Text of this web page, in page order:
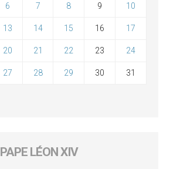
6 7 8 9 10
13 14 15 16 17
20 21 22 23 24
27 28 29 30 31
PAPE LÉON XIV